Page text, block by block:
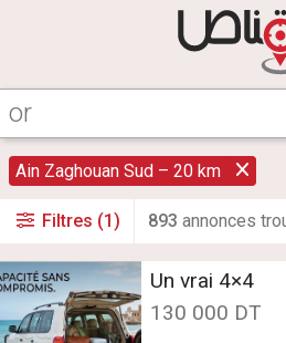
Ain Zaghouan Sud – 20 km
Filtres (1) 893 annonces
Un vrai 4×4
130 000 DT